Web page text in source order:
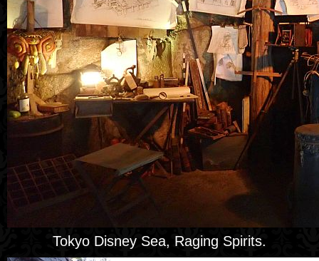
Tokyo Disney Sea, Raging Spirits.